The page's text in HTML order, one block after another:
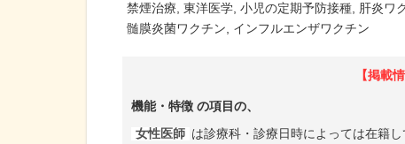
禁煙治療 東洋医学 小児の定期予防接種 肝炎ワ
髄膜炎菌ワクチン
インフルエンザワクチン
【掲載
機能・特徴 の項目の、
女性医師 は診療科・診療日時によっては在籍